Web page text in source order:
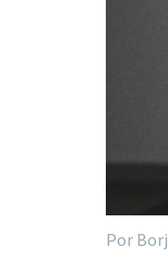
Por